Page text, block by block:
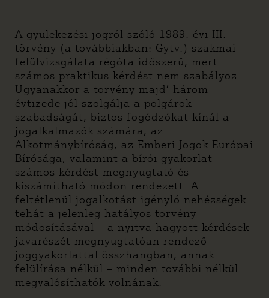
A gyülekezési jogról szóló 1989. évi III.
törvény (a továbbiakban: Gytv.) szakmai
felülvizsgálata régóta időszerű, mert
számos praktikus kérdést nem szabályoz.
Ugyanakkor a törvény majd’ három
évtizede jól szolgálja a polgárok
szabadságát, biztos fogódzókat kínál a
jogalkalmazók számára, az
Alkotmánybíróság, az Emberi Jogok Európai
Bírósága, valamint a bírói gyakorlat
számos kérdést megnyugtató és
kiszámítható módon rendezett. A
feltétlenül jogalkotást igényló nehézségek
tehát a jelenleg hatályos törvény
módosításával – a nyitva hagyott kérdések
javarészét megnyugtatóan rendező
joggyakorlattal összhangban, annak
felülírása nélkül – minden további nélkül
megvalósíthatók volnának.